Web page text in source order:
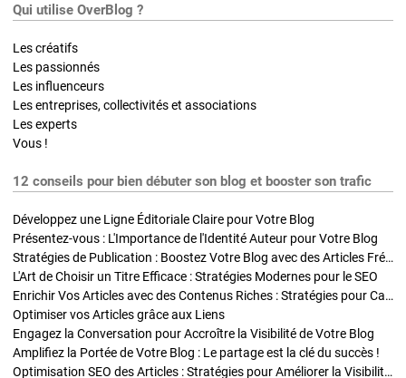
Qui utilise OverBlog ?
Les créatifs
Les passionnés
Les influenceurs
Les entreprises, collectivités et associations
Les experts
Vous !
12 conseils pour bien débuter son blog et booster son trafic
Développez une Ligne Éditoriale Claire pour Votre Blog
Présentez-vous : L'Importance de l'Identité Auteur pour Votre Blog
Stratégies de Publication : Boostez Votre Blog avec des Articles Fréquents et Exclusifs
L'Art de Choisir un Titre Efficace : Stratégies Modernes pour le SEO
Enrichir Vos Articles avec des Contenus Riches : Stratégies pour Captiver et Optimiser
Optimiser vos Articles grâce aux Liens
Engagez la Conversation pour Accroître la Visibilité de Votre Blog
Amplifiez la Portée de Votre Blog : Le partage est la clé du succès !
Optimisation SEO des Articles : Stratégies pour Améliorer la Visibilité de Votre Blog